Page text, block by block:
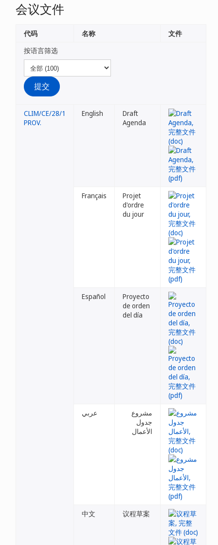
会议文件
按语言筛选
代码 名称 文件
CLIM/CE/28/1
PROV.
English
Draft
Agenda
Français
Projet
d'ordre
du jour
Español
Proyecto
de orden
del día
عربي
مشروع
جدول
الأعمال
中文 议程草案